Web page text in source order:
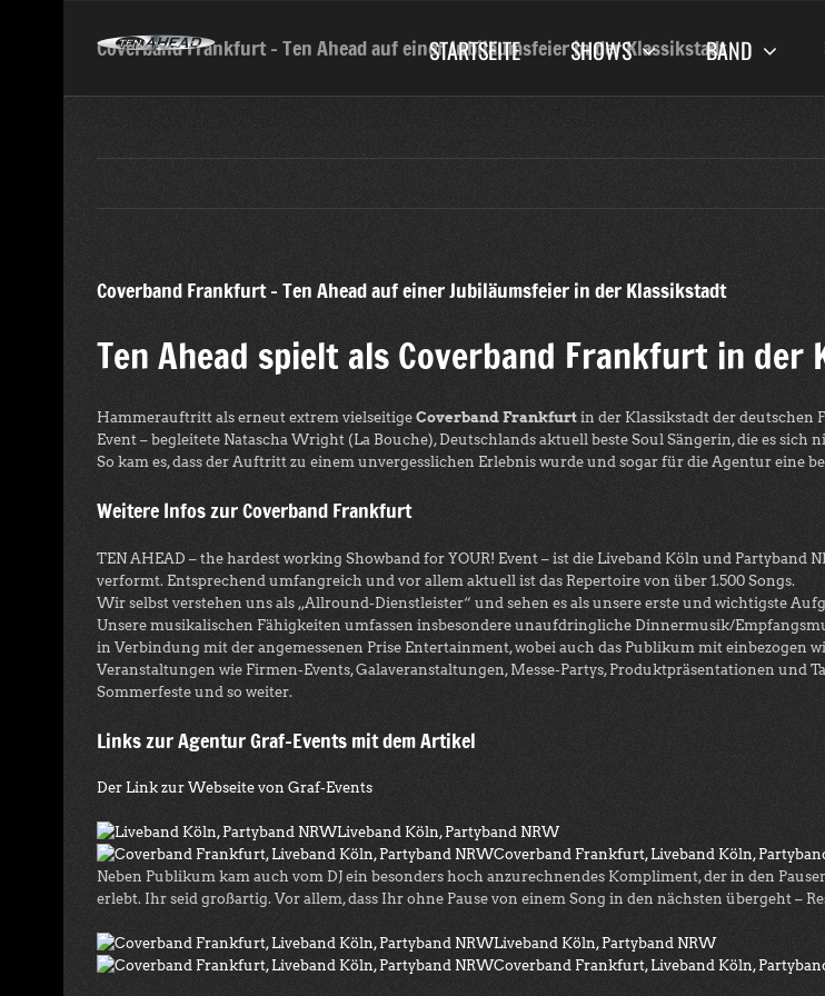
STARTSEITE SHOWS BAND
Coverband Frankfurt – Ten Ahead auf einer Jubiläumsfeier in der Klassikstadt
Coverband Frankfurt – Ten Ahead auf einer Jubiläumsfeier in der Klassikstadt
Ten Ahead spielt als Coverband Frankfurt in der
Hammerauftritt als erneut extrem vielseitige Coverband Frankfurt in der Klassikstadt der deutschen
Event – begleitete Natascha Wright (La Bouche), Deutschlands aktuell beste Soul Sängerin, die es
So kam es, dass der Auftritt zu einem unvergesslichen Erlebnis wurde und sogar für die Agentur eine
Weitere Infos zur Coverband Frankfurt
TEN AHEAD – the hardest working Showband for YOUR! Event – ist die Liveband Köln und Partyband
verformt. Entsprechend umfangreich und vor allem aktuell ist das Repertoire von über 1.500 Songs.
Wir selbst verstehen uns als „Allround-Dienstleister“ und sehen es als unsere erste und wichtigste
Unsere musikalischen Fähigkeiten umfassen insbesondere unaufdringliche Dinnermusik/
in Verbindung mit der angemessenen Prise Entertainment, wobei auch das Publikum mit einbezogen
Veranstaltungen wie Firmen-Events, Galaveranstaltungen, Messe-Partys, Produktpräsentationen und
Sommerfeste und so weiter.
Links zur Agentur Graf-Events mit dem Artikel
Der Link zur Webseite von Graf-Events
Liveband Köln, Partyband NRW
Coverband Frankfurt, Liveband Köln,
Neben Publikum kam auch vom DJ ein besonders hoch anzurechnendes Kompliment, der in den
erlebt. Ihr seid großartig. Vor allem, dass Ihr ohne Pause von einem Song in den nächsten übergeht –
Liveband Köln, Partyband NRW
Coverband Frankfurt, Liveband Köln,